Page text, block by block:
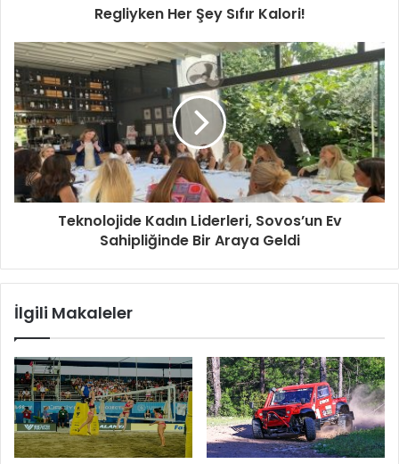
Regliyken Her Şey Sıfır Kalori!
Teknolojide Kadın Liderleri, Sovos’un Ev
Sahipliğinde Bir Araya Geldi
İlgili Makaleler